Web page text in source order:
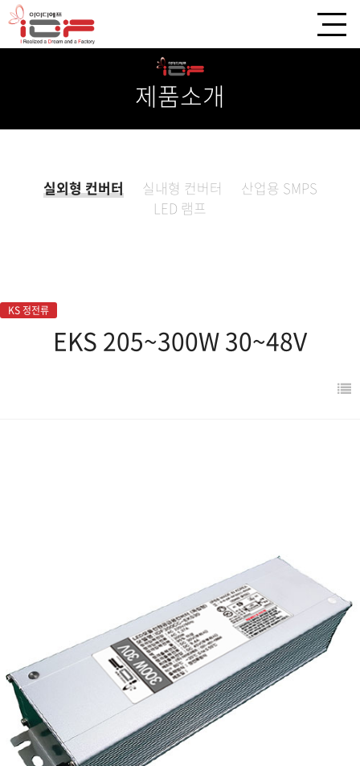
제품소개
실외형 컨버터 실내형 컨버터
산업용 SMPS
LED 램프
KS 정전류
EKS 205~300W 30~48V